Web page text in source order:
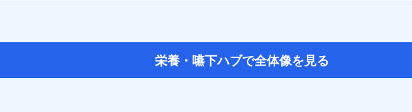
栄養・嚥下ハブで全体像を見る